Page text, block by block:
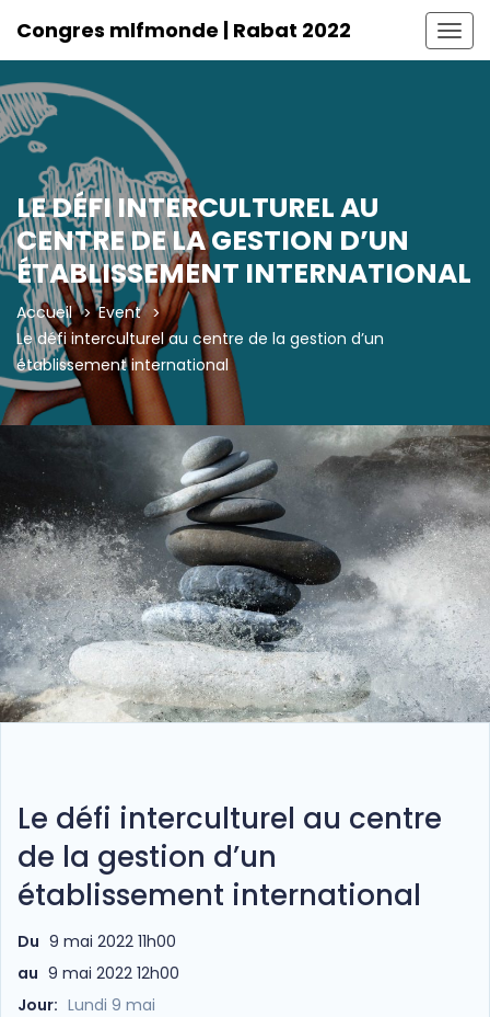
Congres mlfmonde | Rabat 2022
LE DÉFI INTERCULTUREL AU
CENTRE DE LA GESTION D’UN
ÉTABLISSEMENT INTERNATIONAL
Accueil
Event
Le défi interculturel au centre de la gestion d’un
établissement international
Le défi interculturel au centre
de la gestion d’un
établissement international
Du 9 mai 2022 11h00
au 9 mai 2022 12h00
Jour: Lundi 9 mai